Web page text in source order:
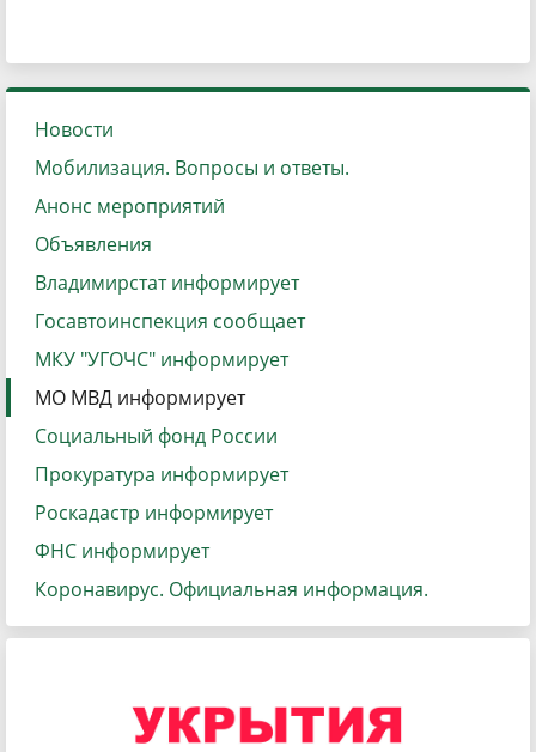
Новости
Мобилизация. Вопросы и ответы.
Анонс мероприятий
Объявления
Владимирстат информирует
Госавтоинспекция сообщает
МКУ "УГОЧС" информирует
МО МВД информирует
Социальный фонд России
Прокуратура информирует
Роскадастр информирует
ФНС информирует
Коронавирус. Официальная информация.